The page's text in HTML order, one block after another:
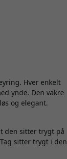
Hver enkelt
ynde. Den vakre
og elegant.
den sitter trygt på
sitter trygt i den